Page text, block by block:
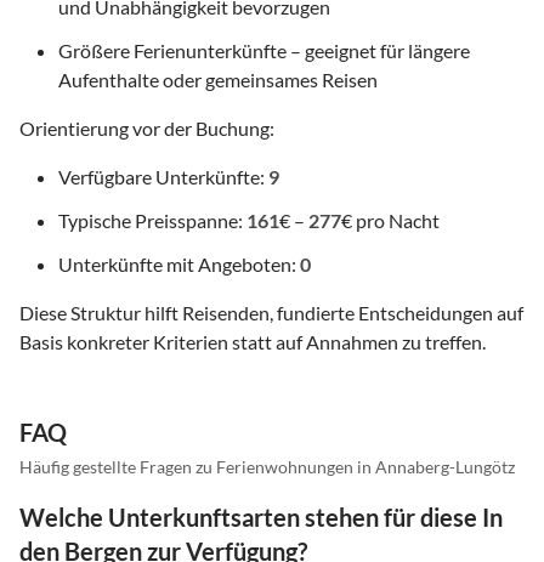
und Unabhängigkeit bevorzugen
Größere Ferienunterkünfte – geeignet für längere
Aufenthalte oder gemeinsames Reisen
Orientierung vor der Buchung:
Verfügbare Unterkünfte: 9
Typische Preisspanne: 161€ – 277€ pro Nacht
Unterkünfte mit Angeboten: 0
Diese Struktur hilft Reisenden, fundierte Entscheidungen auf
Basis konkreter Kriterien statt auf Annahmen zu treffen.
FAQ
Häufig gestellte Fragen zu Ferienwohnungen in Annaberg-Lungötz
Welche Unterkunftsarten stehen für diese In
den Bergen zur Verfügung?